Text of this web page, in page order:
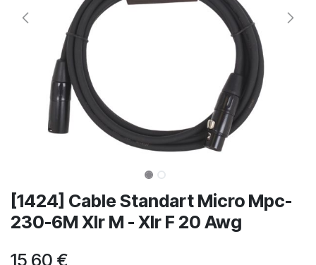
[1424] Cable Standart Micro Mpc-
230-6M Xlr M - Xlr F 20 Awg
15,60 €